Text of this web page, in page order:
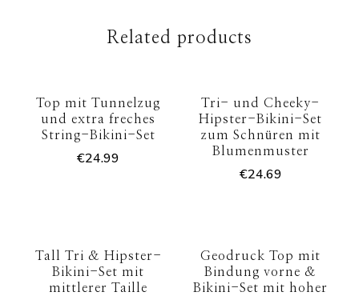
Related products
Top mit Tunnelzug
und extra freches
String-Bikini-Set
€24.99
Tri- und Cheeky-
Hipster-Bikini-Set
zum Schnüren mit
Blumenmuster
€24.69
Tall Tri & Hipster-
Bikini-Set mit
mittlerer Taille
Geodruck Top mit
Bindung vorne &
Bikini-Set mit hoher